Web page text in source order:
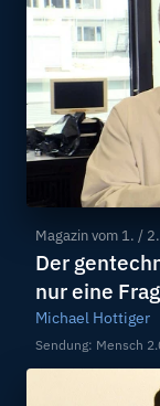
Magazin vom 1. /
Der
nur eine
Michael Hottiger
Sendung: Mensch